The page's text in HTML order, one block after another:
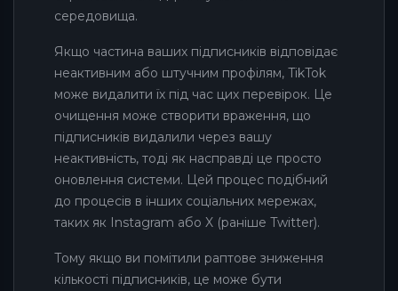
середовища.
Якщо частина ваших підписників відповідає
неактивним або штучним профілям, TikTok
може видалити їх під час цих перевірок. Це
очищення може створити враження, що
підписників видалили через вашу
неактивність, тоді як насправді це просто
оновлення системи. Цей процес подібний
до процесів в інших соціальних мережах,
таких як Instagram або X (раніше Twitter).
Тому якщо ви помітили раптове зниження
кількості підписників, це може бути